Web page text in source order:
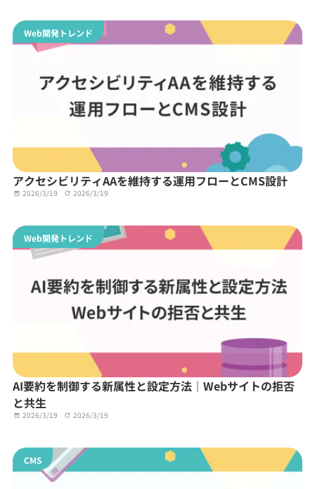
Web開発トレンド
アクセシビリティAAを維持する運用フローとCMS設計
2026/3/19 2026/3/19
Web開発トレンド
AI要約を制御する新属性と設定方法｜Webサイトの拒否
と共生
2026/3/19 2026/3/19
CMS